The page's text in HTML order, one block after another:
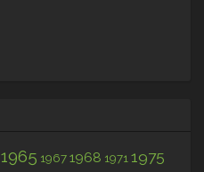
1965 19671968 1971 1975